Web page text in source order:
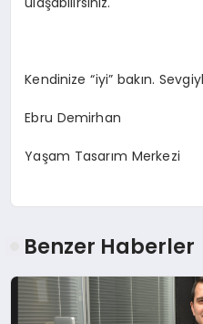
Kendinize “iyi” bakın.
Ebru Demirhan
Yaşam Tasarım Merkezi
Benzer Haberler